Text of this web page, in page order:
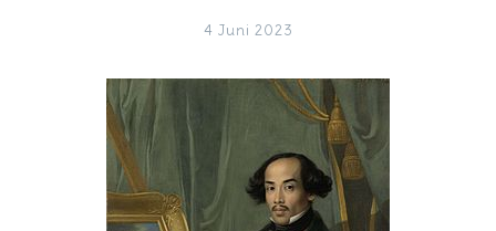
4 Juni 2023